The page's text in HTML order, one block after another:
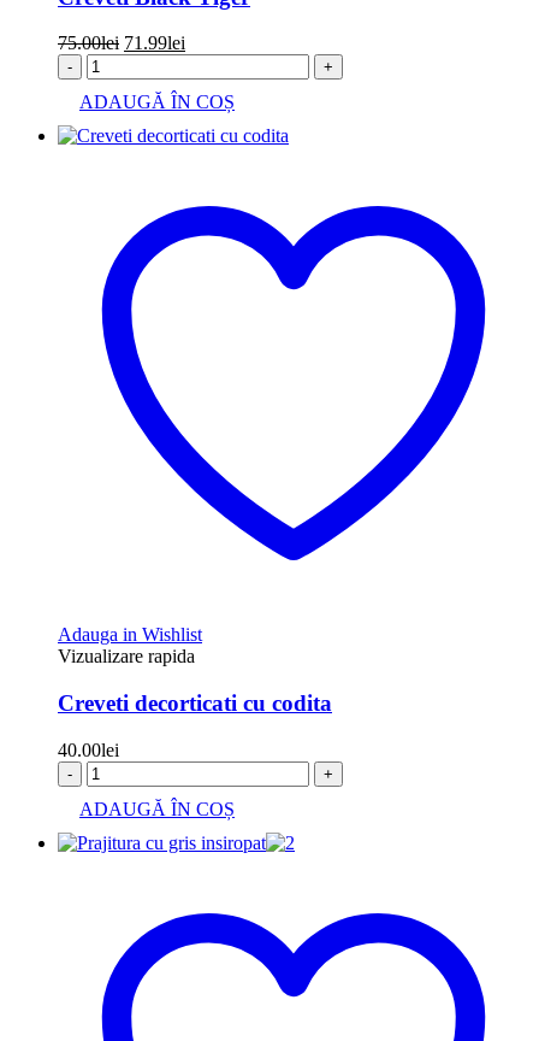
75.00lei Prețul
a
fost:
75.00lei.
71.99lei
este:
71.99lei.
- +
ADAUGĂ ÎN COȘ
Adauga in Wishlist
Vizualizare rapida
Creveti decorticati cu codita
40.00lei
- +
ADAUGĂ ÎN COȘ